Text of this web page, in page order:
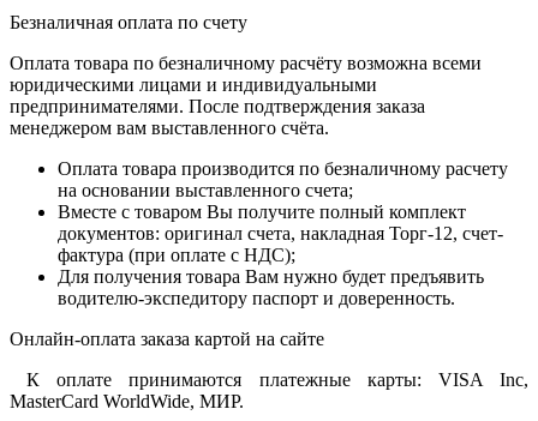
Безналичная оплата по счету
Оплата товара по безналичному расчёту возможна всеми
юридическими лицами и индивидуальными
предпринимателями. После подтверждения заказа
менеджером вам выставленного счёта.
Оплата товара производится по безналичному расчету
на основании выставленного счета;
Вместе с товаром Вы получите полный комплект
документов: оригинал счета, накладная Торг-12, счет-
фактура (при оплате с НДС);
Для получения товара Вам нужно будет предъявить
водителю-экспедитору паспорт и доверенность.
Онлайн-оплата заказа картой на сайте
К оплате принимаются платежные карты: VISA Inc,
MasterCard WorldWide, МИР.